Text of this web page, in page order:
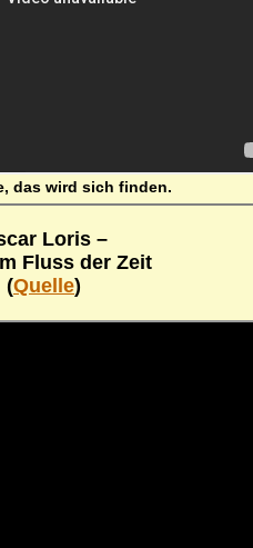
das wird sich finden.
Loris –
Fluss der Zeit
(Quelle)